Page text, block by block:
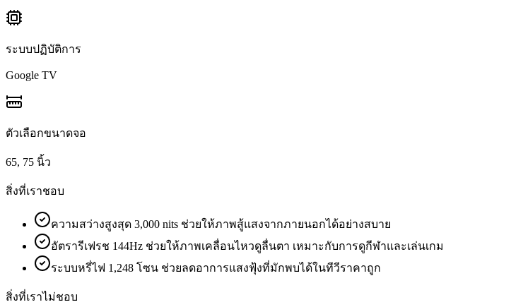
ระบบปฏิบัติการ
Google TV
ตัวเลือกขนาดจอ
65, 75 นิ้ว
สิ่งที่เราชอบ
ความสว่างสูงสุด 3,000 nits ช่วยให้ภาพสู้แสงจากภายนอกได้อย่างสบาย
อัตรารีเฟรช 144Hz ช่วยให้ภาพเคลื่อนไหวดูลื่นตา เหมาะกับการดูกีฬาและเล่นเกม
ระบบหรี่ไฟ 1,248 โซน ช่วยลดอาการแสงฟุ้งที่มักพบได้ในทีวีราคาถูก
สิ่งที่เราไม่ชอบ